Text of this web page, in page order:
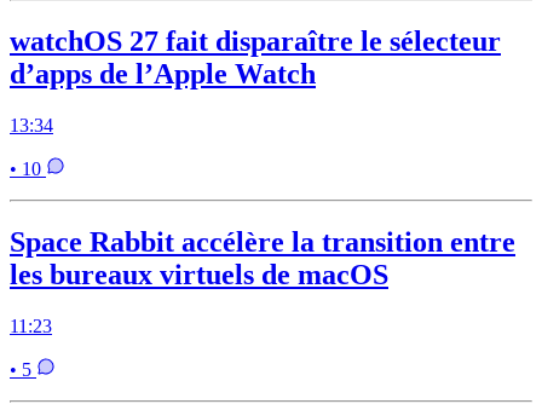
watchOS 27 fait disparaître le sélecteur
d’apps de l’Apple Watch
13:34
• 10
Space Rabbit accélère la transition entre
les bureaux virtuels de macOS
11:23
• 5